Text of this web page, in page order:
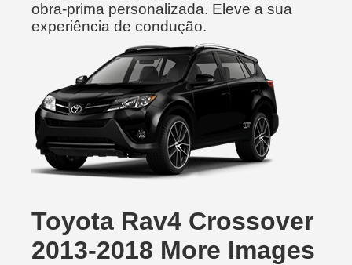
obra-prima personalizada. Eleve a sua
experiência de condução.
Toyota Rav4 Crossover
2013-2018 More Images